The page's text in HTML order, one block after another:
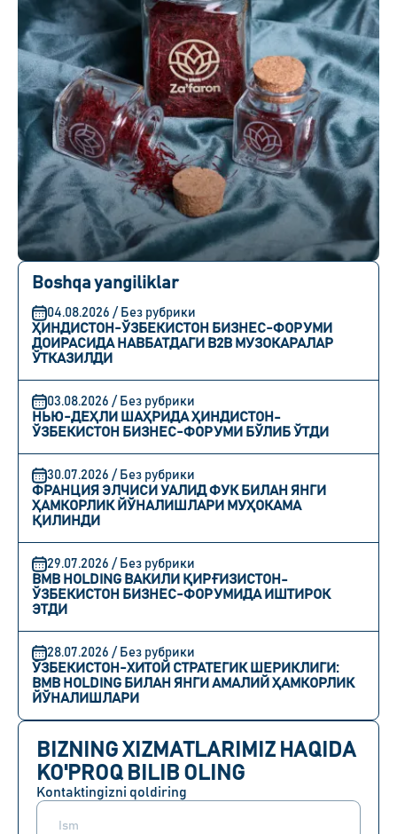
Boshqa yangiliklar
04.08.2026 / Без рубрики
ҲИНДИСТОН-ЎЗБЕКИСТОН БИЗНЕС-ФОРУМИ
ДОИРАСИДА НАВБАТДАГИ B2B МУЗОКАРАЛАР
ЎТКАЗИЛДИ
03.08.2026 / Без рубрики
НЬЮ-ДЕҲЛИ ШАҲРИДА ҲИНДИСТОН-
ЎЗБЕКИСТОН БИЗНЕС-ФОРУМИ БЎЛИБ ЎТДИ
30.07.2026 / Без рубрики
ФРАНЦИЯ ЭЛЧИСИ УАЛИД ФУК БИЛАН ЯНГИ
ҲАМКОРЛИК ЙЎНАЛИШЛАРИ МУҲОКАМА
ҚИЛИНДИ
29.07.2026 / Без рубрики
BMB HOLDING ВАКИЛИ ҚИРҒИЗИСТОН-
ЎЗБЕКИСТОН БИЗНЕС-ФОРУМИДА ИШТИРОК
ЭТДИ
28.07.2026 / Без рубрики
ЎЗБЕКИСТОН-ХИТОЙ СТРАТЕГИК ШЕРИКЛИГИ:
BMB HOLDING БИЛАН ЯНГИ АМАЛИЙ ҲАМКОРЛИК
ЙЎНАЛИШЛАРИ
BIZNING XIZMATLARIMIZ HAQIDA
KO'PROQ BILIB OLING
Kontaktingizni qoldiring